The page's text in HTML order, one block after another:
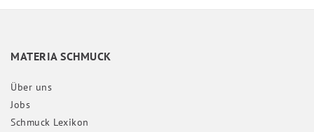
MATERIA SCHMUCK
Über uns
Jobs
Schmuck Lexikon